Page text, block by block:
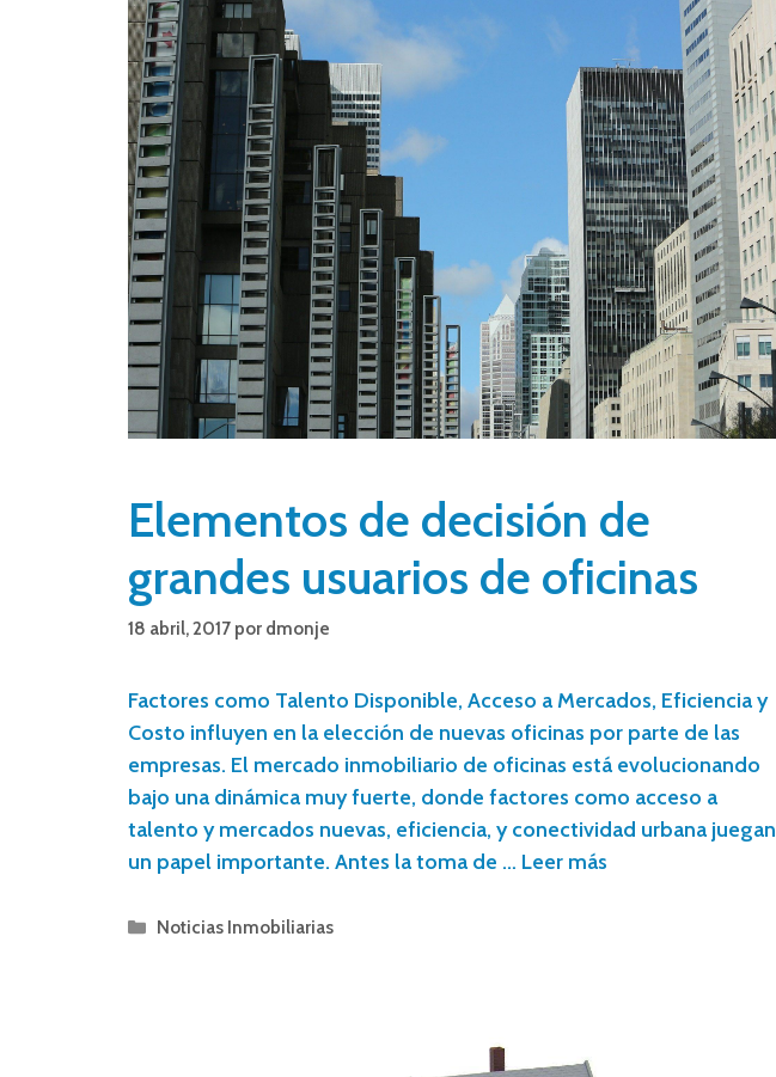
Elementos de decisión de
grandes usuarios de oficinas
18 abril, 2017 por dmonje
Factores como Talento Disponible, Acceso a Mercados, Eficiencia y
Costo influyen en la elección de nuevas oficinas por parte de las
empresas. El mercado inmobiliario de oficinas está evolucionando
bajo una dinámica muy fuerte, donde factores como acceso a
talento y mercados nuevas, eficiencia, y conectividad urbana juegan
un papel importante. Antes la toma de … Leer más
Noticias Inmobiliarias